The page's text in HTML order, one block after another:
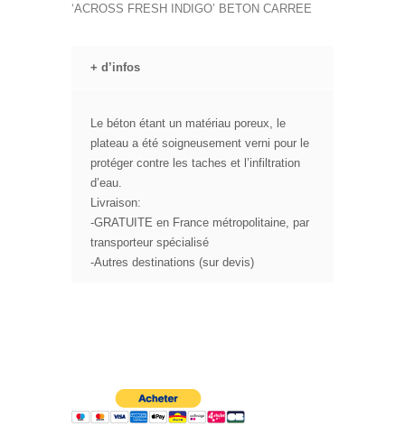
‘ACROSS FRESH INDIGO’ BETON CARREE
+ d’infos
Le béton étant un matériau poreux, le
plateau a été soigneusement verni pour le
protéger contre les taches et l’infiltration
d’eau.
Livraison:
-GRATUITE en France métropolitaine, par
transporteur spécialisé
-Autres destinations (sur devis)